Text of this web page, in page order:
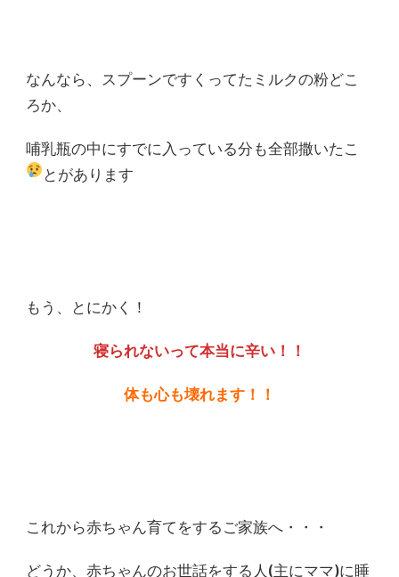
なんなら、スプーンですくってたミルクの粉どこ
ろか、
哺乳瓶の中にすでに入っている分も全部撒いたこ
とがあります
もう、とにかく！
寝られないって本当に辛い！！
体も心も壊れます！！
これから赤ちゃん育てをするご家族へ・・・
どうか、赤ちゃんのお世話をする人(主にママ)に睡